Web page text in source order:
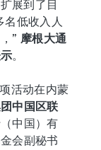
展到了目
名低收入人
” 摩根大通
。
活动在内蒙
中国区联
中国）有
会副秘书